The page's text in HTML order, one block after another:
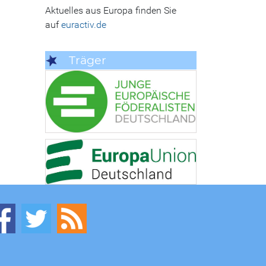
Aktuelles aus Europa finden Sie
aufeuractiv.de
Träger